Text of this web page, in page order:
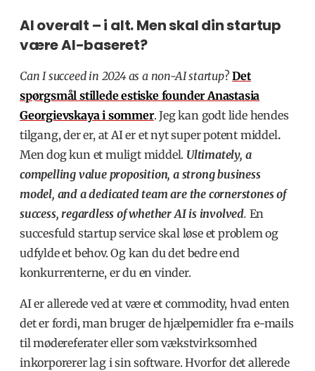
AI overalt – i alt. Men skal din startup
være AI-baseret?
Can I succeed in 2024 as a non-AI startup?Det
spørgsmål stillede estiske founderAnastasia
Georgievskayai sommer. Jeg kan godt lide hendes
tilgang, der er, at AI er et nyt super potent middel.
Men dog kun et muligt middel. Ultimately, a
compelling value proposition, a strong business
model, and a dedicated team are the cornerstones of
success, regardless of whether AI is involved. En
succesfuld startup service skal løse et problem og
udfylde et behov. Og kan du det bedre end
konkurrenterne, er du en vinder.
AI er allerede ved at være et commodity, hvad enten
det er fordi, man bruger de hjælpemidler fra e-mails
til mødereferater eller som vækstvirksomhed
inkorporerer lag i sin software. Hvorfor det allerede